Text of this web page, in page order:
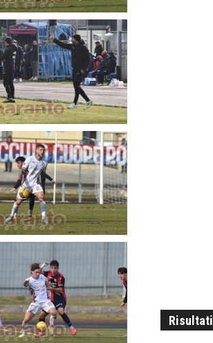
Risultati